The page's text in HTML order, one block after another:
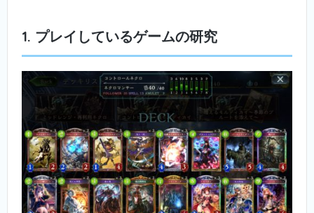
1. プレイしているゲームの研究